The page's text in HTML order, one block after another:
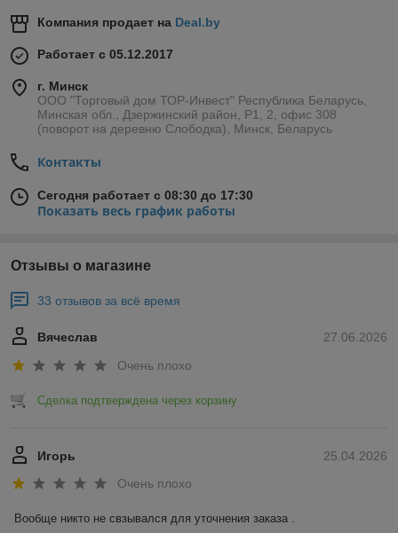
Компания продает на Deal.by
Работает с 05.12.2017
г. Минск
ООО "Торговый дом ТОР-Инвест" Республика Беларусь,
Минская обл., Дзержинский район, Р1, 2, офис 308
(поворот на деревню Слободка), Минск, Беларусь
Контакты
Сегодня работает с 08:30 до 17:30
Показать весь график работы
Отзывы о магазине
33 отзывов за всё время
27.06.2026
Вячеслав
Очень плохо
Сделка подтверждена через корзину
25.04.2026
Игорь
Очень плохо
Вообще никто не свзывался для уточнения заказа .